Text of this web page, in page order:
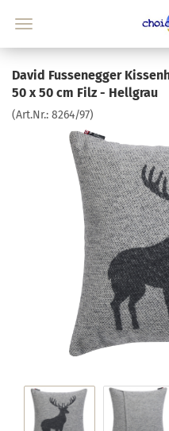
David Fussenegger
50 x 50 cm Filz - Hellgrau
(Art.Nr.: 8264/97)